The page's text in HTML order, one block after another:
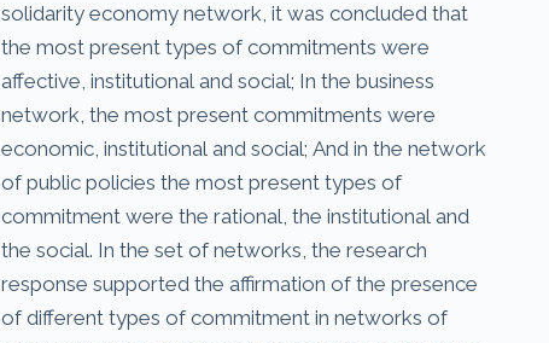
solidarity economy network, it was concluded that
the most present types of commitments were
affective, institutional and social; In the business
network, the most present commitments were
economic, institutional and social; And in the network
of public policies the most present types of
commitment were the rational, the institutional and
the social. In the set of networks, the research
response supported the affirmation of the presence
of different types of commitment in networks of